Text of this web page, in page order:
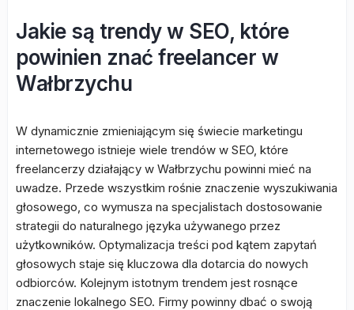
Jakie są trendy w SEO, które
powinien znać freelancer w
Wałbrzychu
W dynamicznie zmieniającym się świecie marketingu
internetowego istnieje wiele trendów w SEO, które
freelancerzy działający w Wałbrzychu powinni mieć na
uwadze. Przede wszystkim rośnie znaczenie wyszukiwania
głosowego, co wymusza na specjalistach dostosowanie
strategii do naturalnego języka używanego przez
użytkowników. Optymalizacja treści pod kątem zapytań
głosowych staje się kluczowa dla dotarcia do nowych
odbiorców. Kolejnym istotnym trendem jest rosnące
znaczenie lokalnego SEO. Firmy powinny dbać o swoją